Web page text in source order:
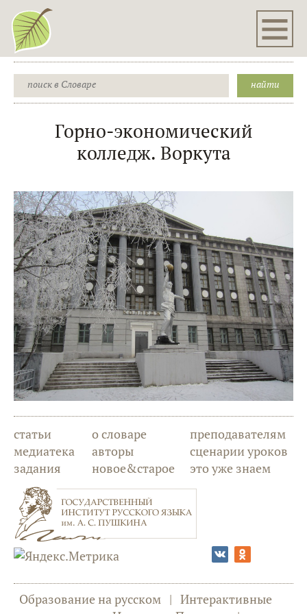
Горно-экономический
колледж. Воркута
статьи
медиатека
задания
о словаре
авторы
новое&старое
преподавателям
сценарии уроков
это уже знаем
Образование на русском | Интерактивные